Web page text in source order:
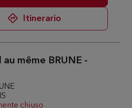
Itinerario
au même BRUNE -
chiuso